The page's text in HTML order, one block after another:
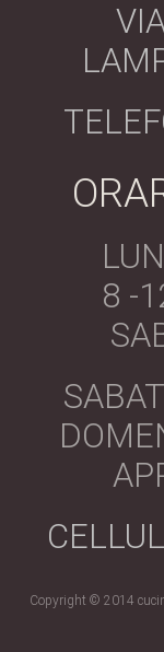
8 -
Copyright © 2014